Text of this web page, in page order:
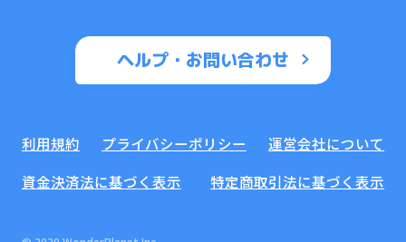
ヘルプ・お問い合わせ
利用規約 プライバシーポリシー
運営会社について
資金決済法に基づく表示
特定商取引法に基づく表示